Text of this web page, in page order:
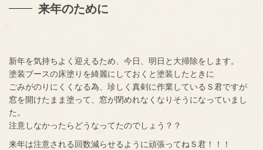
来年のために
新年を気持ちよく迎えるため、今日、明日と大掃除をします。
塗装ブースの床塗りを綺麗にしておくと塗装したときに
ごみがのりにくくなる為、珍しく真剣に作業しているＳ君ですが
窓を開けたまま塗って、窓が閉めれなくなりそうになっていまし
た。
注意しなかったらどうなってたのでしょう？？
来年は注意される回数減らせるように頑張ってねＳ君！！！